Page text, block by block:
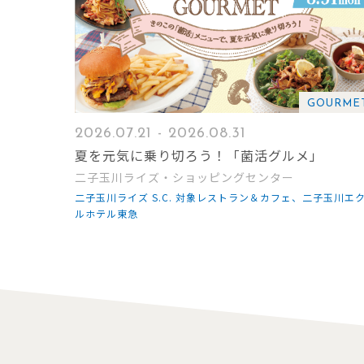
2026.07.21 - 2026.08.31
夏を元気に乗り切ろう！「菌活グルメ」
二子玉川ライズ・ショッピングセンター
二子玉川ライズ S.C. 対象レストラン＆カフェ、二子玉川エ
ルホテル東急